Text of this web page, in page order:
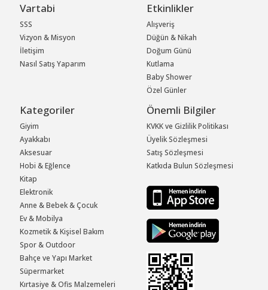
Vartabi
SSS
Vizyon & Misyon
İletişim
Nasıl Satış Yaparım
Etkinlikler
Alışveriş
Düğün & Nikah
Doğum Günü
Kutlama
Baby Shower
Özel Günler
Kategoriler
Giyim
Ayakkabı
Aksesuar
Hobi & Eğlence
Kitap
Elektronik
Anne & Bebek & Çocuk
Ev & Mobilya
Kozmetik & Kişisel Bakım
Spor & Outdoor
Bahçe ve Yapı Market
Süpermarket
Kırtasiye & Ofis Malzemeleri
Önemli Bilgiler
KVKK ve Gizlilik Politikası
Üyelik Sözleşmesi
Satış Sözleşmesi
Katkıda Bulun Sözleşmesi